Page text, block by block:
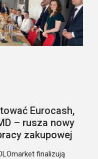
Eurocash,
– rusza nowy
zakupowej
finalizują